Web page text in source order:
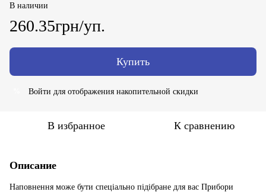
В наличии
260.35грн/уп.
Купить
Войти для отображения накопительной скидки
В избранное К сравнению
Описание
Наповнення може бути спеціально підібране для вас Прибори